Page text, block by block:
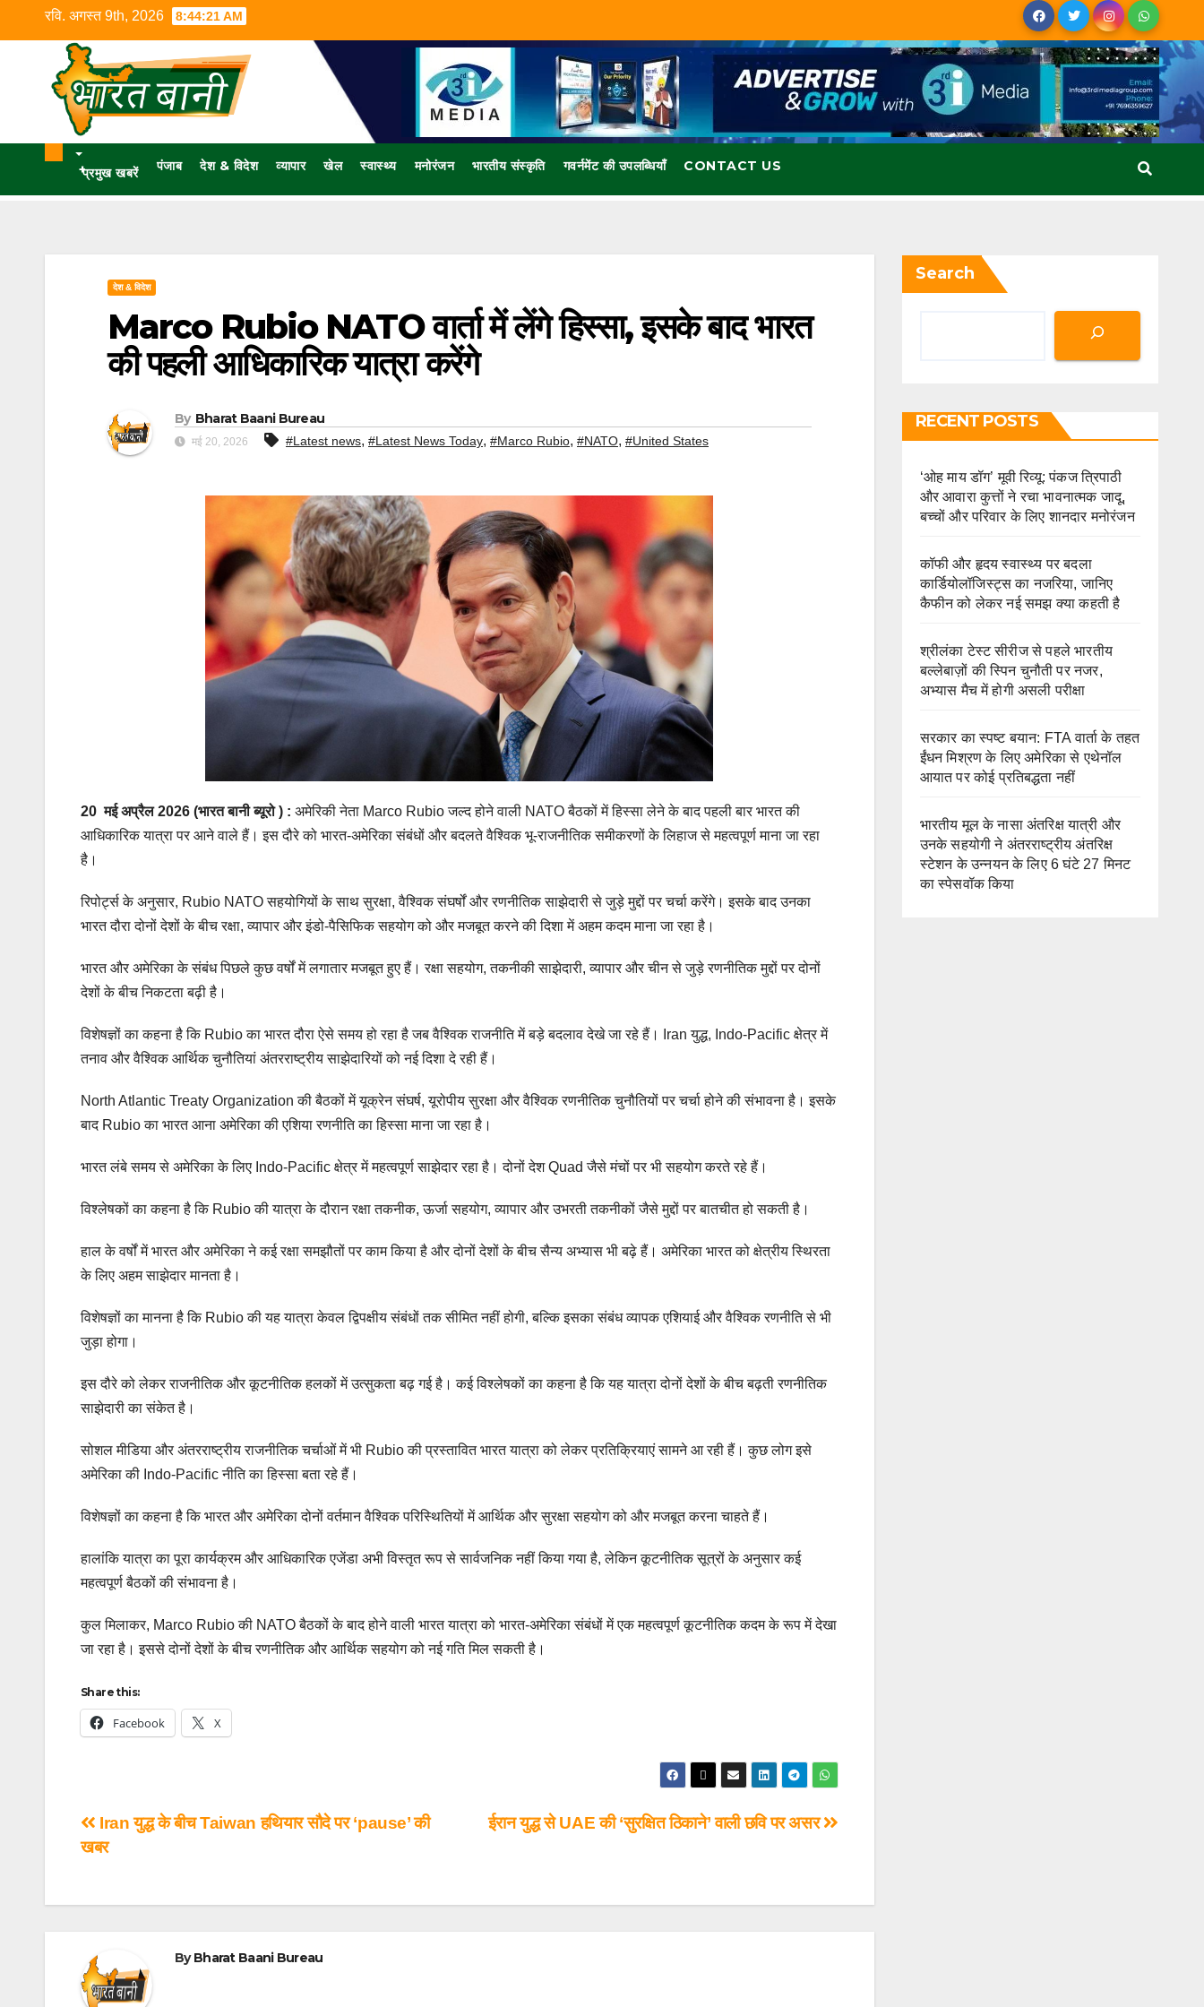
रवि. अगस्त 9th, 2026 8:44:22 AM
+प्रमुख खबरें पंजाब देश & विदेश व्यापार खेल स्वास्थ्य मनोरंजन भारतीय संस्कृति गवर्नमेंट की उपलब्धियाँ CONTACT US
देश & विदेश
Marco Rubio NATO वार्ता में लेंगे हिस्सा, इसके बाद भारत
की पहली आधिकारिक यात्रा करेंगे
By Bharat Baani Bureau
मई 20, 2026 #Latest news, #Latest News Today, #Marco Rubio, #NATO, #United States
20मई अप्रैल 2026 (भारत बानी ब्यूरो ) : अमेरिकी नेता Marco Rubio जल्द होने वाली NATO बैठकों में हिस्सा लेने के बाद पहली बार भारत की
आधिकारिक यात्रा पर आने वाले हैं। इस दौरे को भारत-अमेरिका संबंधों और बदलते वैश्विक भू-राजनीतिक समीकरणों के लिहाज से महत्वपूर्ण माना जा रहा
है।
रिपोर्ट्स के अनुसार, Rubio NATO सहयोगियों के साथ सुरक्षा, वैश्विक संघर्षों और रणनीतिक साझेदारी से जुड़े मुद्दों पर चर्चा करेंगे। इसके बाद उनका
भारत दौरा दोनों देशों के बीच रक्षा, व्यापार और इंडो-पैसिफिक सहयोग को और मजबूत करने की दिशा में अहम कदम माना जा रहा है।
भारत और अमेरिका के संबंध पिछले कुछ वर्षों में लगातार मजबूत हुए हैं। रक्षा सहयोग, तकनीकी साझेदारी, व्यापार और चीन से जुड़े रणनीतिक मुद्दों पर दोनों
देशों के बीच निकटता बढ़ी है।
विशेषज्ञों का कहना है कि Rubio का भारत दौरा ऐसे समय हो रहा है जब वैश्विक राजनीति में बड़े बदलाव देखे जा रहे हैं। Iran युद्ध, Indo-Pacific क्षेत्र में
तनाव और वैश्विक आर्थिक चुनौतियां अंतरराष्ट्रीय साझेदारियों को नई दिशा दे रही हैं।
North Atlantic Treaty Organization की बैठकों में यूक्रेन संघर्ष, यूरोपीय सुरक्षा और वैश्विक रणनीतिक चुनौतियों पर चर्चा होने की संभावना है। इसके
बाद Rubio का भारत आना अमेरिका की एशिया रणनीति का हिस्सा माना जा रहा है।
भारत लंबे समय से अमेरिका के लिए Indo-Pacific क्षेत्र में महत्वपूर्ण साझेदार रहा है। दोनों देश Quad जैसे मंचों पर भी सहयोग करते रहे हैं।
विश्लेषकों का कहना है कि Rubio की यात्रा के दौरान रक्षा तकनीक, ऊर्जा सहयोग, व्यापार और उभरती तकनीकों जैसे मुद्दों पर बातचीत हो सकती है।
हाल के वर्षों में भारत और अमेरिका ने कई रक्षा समझौतों पर काम किया है और दोनों देशों के बीच सैन्य अभ्यास भी बढ़े हैं। अमेरिका भारत को क्षेत्रीय स्थिरता
के लिए अहम साझेदार मानता है।
विशेषज्ञों का मानना है कि Rubio की यह यात्रा केवल द्विपक्षीय संबंधों तक सीमित नहीं होगी, बल्कि इसका संबंध व्यापक एशियाई और वैश्विक रणनीति से भी
जुड़ा होगा।
इस दौरे को लेकर राजनीतिक और कूटनीतिक हलकों में उत्सुकता बढ़ गई है। कई विश्लेषकों का कहना है कि यह यात्रा दोनों देशों के बीच बढ़ती रणनीतिक
साझेदारी का संकेत है।
सोशल मीडिया और अंतरराष्ट्रीय राजनीतिक चर्चाओं में भी Rubio की प्रस्तावित भारत यात्रा को लेकर प्रतिक्रियाएं सामने आ रही हैं। कुछ लोग इसे
अमेरिका की Indo-Pacific नीति का हिस्सा बता रहे हैं।
विशेषज्ञों का कहना है कि भारत और अमेरिका दोनों वर्तमान वैश्विक परिस्थितियों में आर्थिक और सुरक्षा सहयोग को और मजबूत करना चाहते हैं।
हालांकि यात्रा का पूरा कार्यक्रम और आधिकारिक एजेंडा अभी विस्तृत रूप से सार्वजनिक नहीं किया गया है, लेकिन कूटनीतिक सूत्रों के अनुसार कई
महत्वपूर्ण बैठकों की संभावना है।
कुल मिलाकर, Marco Rubio की NATO बैठकों के बाद होने वाली भारत यात्रा को भारत-अमेरिका संबंधों में एक महत्वपूर्ण कूटनीतिक कदम के रूप में देखा
जा रहा है। इससे दोनों देशों के बीच रणनीतिक और आर्थिक सहयोग को नई गति मिल सकती है।
Share this:
Facebook X
ईरान युद्ध से UAE की ‘सुरक्षित ठिकाने’ वाली छवि पर असर
Iran युद्ध के बीच Taiwan हथियार सौदे पर ‘pause’ की
खबर
ByBharat Baani Bureau
Search
RECENT POSTS
‘ओह माय डॉग’ मूवी रिव्यू: पंकज त्रिपाठी
और आवारा कुत्तों ने रचा भावनात्मक जादू,
बच्चों और परिवार के लिए शानदार मनोरंजन
कॉफी और हृदय स्वास्थ्य पर बदला
कार्डियोलॉजिस्ट्स का नजरिया, जानिए
कैफीन को लेकर नई समझ क्या कहती है
श्रीलंका टेस्ट सीरीज से पहले भारतीय
बल्लेबाज़ों की स्पिन चुनौती पर नजर,
अभ्यास मैच में होगी असली परीक्षा
सरकार का स्पष्ट बयान: FTA वार्ता के तहत
ईंधन मिश्रण के लिए अमेरिका से एथेनॉल
आयात पर कोई प्रतिबद्धता नहीं
भारतीय मूल के नासा अंतरिक्ष यात्री और
उनके सहयोगी ने अंतरराष्ट्रीय अंतरिक्ष
स्टेशन के उन्नयन के लिए 6 घंटे 27 मिनट
का स्पेसवॉक किया